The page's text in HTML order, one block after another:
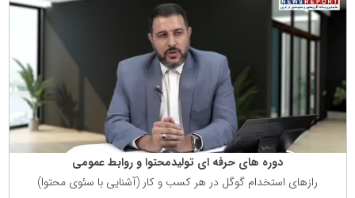
دوره های حرفه ای تولیدمحتوا و روابط عمومی
رازهای استخدام گوگل در هر كسب و كار (آشنایی با سئوی محتوا)